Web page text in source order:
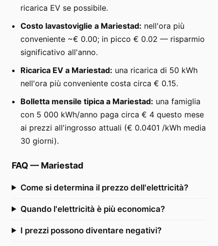
ricarica EV se possibile.
Costo lavastoviglie a Mariestad: nell'ora più
conveniente ~€ 0.00; in picco € 0.02 — risparmio
significativo all'anno.
Ricarica EV a Mariestad: una ricarica di 50 kWh
nell'ora più conveniente costa circa € 0.15.
Bolletta mensile tipica a Mariestad: una famiglia
con 5 000 kWh/anno paga circa € 4 questo mese
ai prezzi all'ingrosso attuali (€ 0.0401 /kWh media
30 giorni).
FAQ — Mariestad
Come si determina il prezzo dell'elettricità?
Quando l'elettricità è più economica?
I prezzi possono diventare negativi?